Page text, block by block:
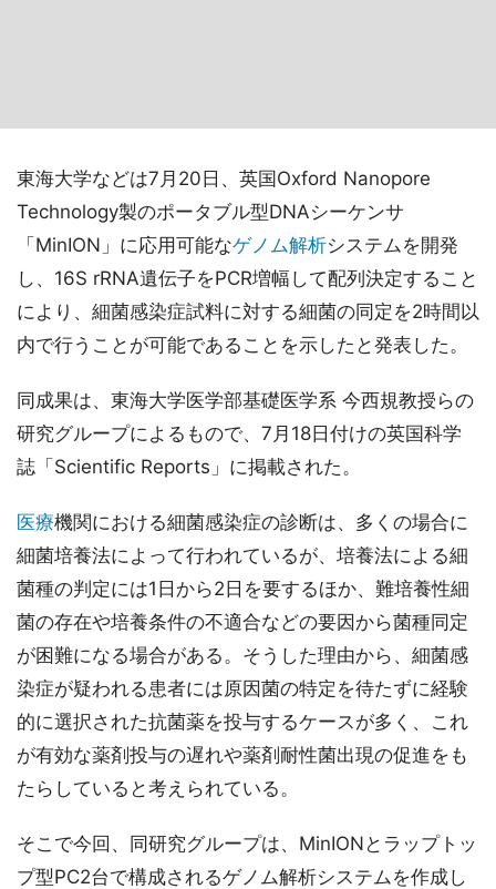
東海大学などは7月20日、英国Oxford Nanopore
Technology製のポータブル型DNAシーケンサ
「MinION」に応用可能なゲノム解析システムを開発
し、16S rRNA遺伝子をPCR増幅して配列決定すること
により、細菌感染症試料に対する細菌の同定を2時間以
内で行うことが可能であることを示したと発表した。
同成果は、東海大学医学部基礎医学系 今西規教授らの
研究グループによるもので、7月18日付けの英国科学
誌「Scientific Reports」に掲載された。
医療機関における細菌感染症の診断は、多くの場合に
細菌培養法によって行われているが、培養法による細
菌種の判定には1日から2日を要するほか、難培養性細
菌の存在や培養条件の不適合などの要因から菌種同定
が困難になる場合がある。そうした理由から、細菌感
染症が疑われる患者には原因菌の特定を待たずに経験
的に選択された抗菌薬を投与するケースが多く、これ
が有効な薬剤投与の遅れや薬剤耐性菌出現の促進をも
たらしていると考えられている。
そこで今回、同研究グループは、MinIONとラップトッ
プ型PC2台で構成されるゲノム解析システムを作成し